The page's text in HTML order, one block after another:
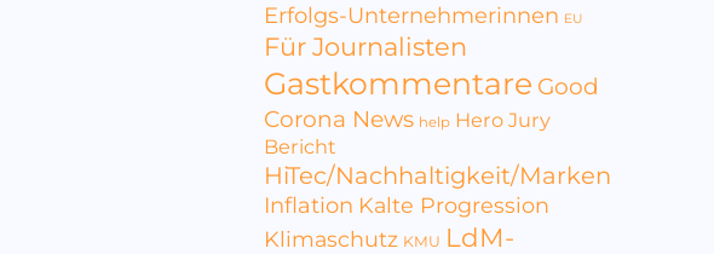
Erfolgs-Unternehmerinnen EU
Für Journalisten
Gastkommentare Good
Corona News help Hero Jury
Bericht
HiTec/Nachhaltigkeit/Marken
Inflation Kalte Progression
Klimaschutz KMU LdM-